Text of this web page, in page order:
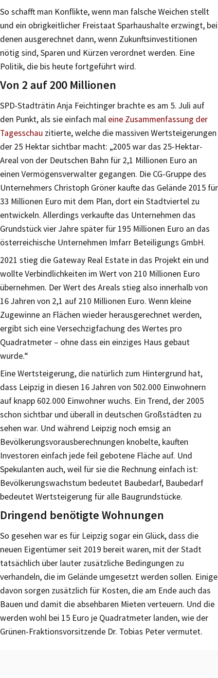
So schafft man Konflikte, wenn man falsche Weichen stellt
und ein obrigkeitlicher Freistaat Sparhaushalte erzwingt, bei
denen ausgerechnet dann, wenn Zukunftsinvestitionen
nötig sind, Sparen und Kürzen verordnet werden. Eine
Politik, die bis heute fortgeführt wird.
Von 2 auf 200 Millionen
SPD-Stadträtin Anja Feichtinger brachte es am 5. Juli auf
den Punkt, als sie einfach mal eine Zusammenfassung der
Tagesschau zitierte, welche die massiven Wertsteigerungen
der 25 Hektar sichtbar macht: „2005 war das 25-Hektar-
Areal von der Deutschen Bahn für 2,1 Millionen Euro an
einen Vermögensverwalter gegangen. Die CG-Gruppe des
Unternehmers Christoph Gröner kaufte das Gelände 2015 für
33 Millionen Euro mit dem Plan, dort ein Stadtviertel zu
entwickeln. Allerdings verkaufte das Unternehmen das
Grundstück vier Jahre später für 195 Millionen Euro an das
österreichische Unternehmen Imfarr Beteiligungs GmbH.
2021 stieg die Gateway Real Estate in das Projekt ein und
wollte Verbindlichkeiten im Wert von 210 Millionen Euro
übernehmen. Der Wert des Areals stieg also innerhalb von
16 Jahren von 2,1 auf 210 Millionen Euro. Wenn kleine
Zugewinne an Flächen wieder herausgerechnet werden,
ergibt sich eine Versechzigfachung des Wertes pro
Quadratmeter – ohne dass ein einziges Haus gebaut
wurde.“
Eine Wertsteigerung, die natürlich zum Hintergrund hat,
dass Leipzig in diesen 16 Jahren von 502.000 Einwohnern
auf knapp 602.000 Einwohner wuchs. Ein Trend, der 2005
schon sichtbar und überall in deutschen Großstädten zu
sehen war. Und während Leipzig noch emsig an
Bevölkerungsvorausberechnungen knobelte, kauften
Investoren einfach jede feil gebotene Fläche auf. Und
Spekulanten auch, weil für sie die Rechnung einfach ist:
Bevölkerungswachstum bedeutet Baubedarf, Baubedarf
bedeutet Wertsteigerung für alle Baugrundstücke.
Dringend benötigte Wohnungen
So gesehen war es für Leipzig sogar ein Glück, dass die
neuen Eigentümer seit 2019 bereit waren, mit der Stadt
tatsächlich über lauter zusätzliche Bedingungen zu
verhandeln, die im Gelände umgesetzt werden sollen. Einige
davon sorgen zusätzlich für Kosten, die am Ende auch das
Bauen und damit die absehbaren Mieten verteuern. Und die
werden wohl bei 15 Euro je Quadratmeter landen, wie der
Grünen-Fraktionsvorsitzende Dr. Tobias Peter vermutet.